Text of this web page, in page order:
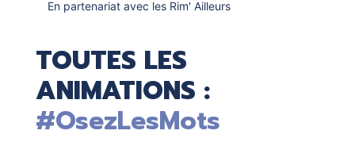
En partenariat avec les Rim' Ailleurs
TOUTES LES
ANIMATIONS :
#OsezLesMots